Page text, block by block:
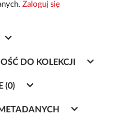
Zaloguj się
DO KOLEKCJI
(0)